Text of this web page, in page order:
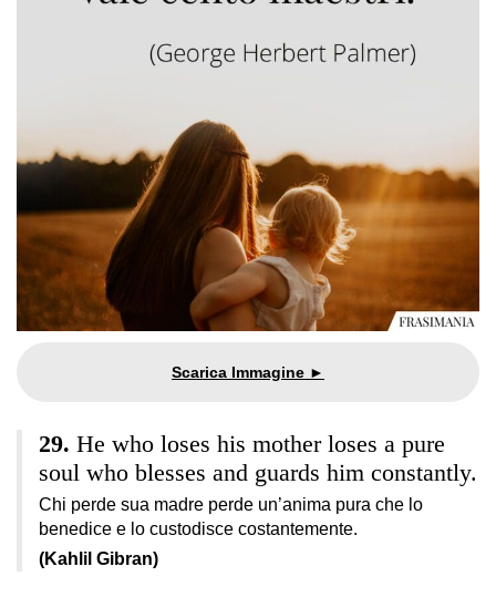
He who loses his mother loses a pure
soul who blesses and guards him constantly.
Chi perde sua madre perde un’anima pura che lo
benedice e lo custodisce costantemente.
(Kahlil Gibran)